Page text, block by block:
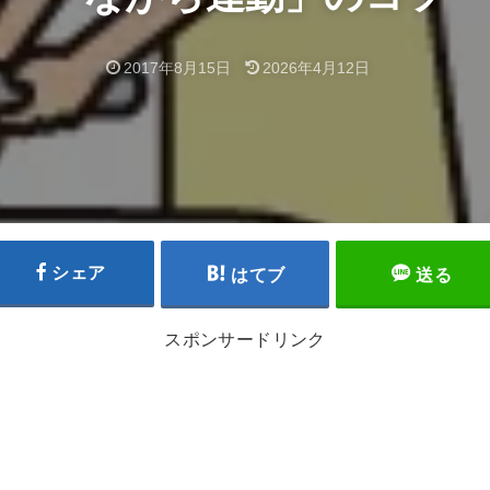
2017年8月15日 2026年4月12日
シェア はてブ 送る
スポンサードリンク